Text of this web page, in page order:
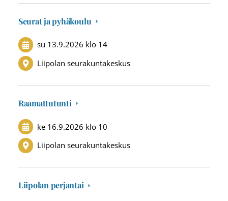
Seurat ja pyhäkoulu
su 13.9.2026 klo 14
Liipolan seurakuntakeskus
Raamattutunti
ke 16.9.2026 klo 10
Liipolan seurakuntakeskus
Liipolan perjantai